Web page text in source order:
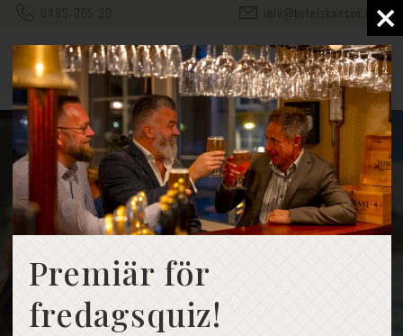
Premiär för
fredagsquiz!
info@hotelskansen.com